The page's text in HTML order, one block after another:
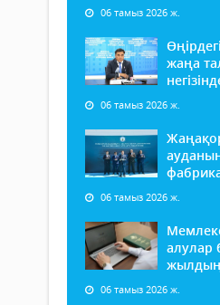
06 тамыз 2026 ж.
жаңа
06 тамыз 2026 ж.
06 тамыз 2026 ж.
алулар
жылдың
06 тамыз 2026 ж.